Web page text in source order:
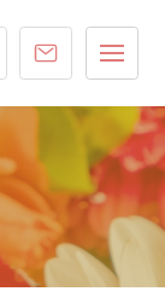
072-431-4587ご注文・お